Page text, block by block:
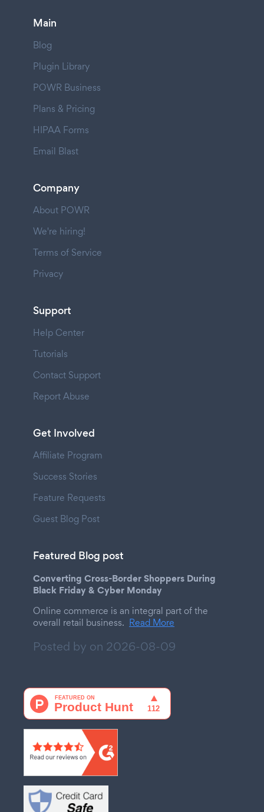
Main
Blog
Plugin Library
POWR Business
Plans & Pricing
HIPAA Forms
Email Blast
Company
About POWR
We're hiring!
Terms of Service
Privacy
Support
Help Center
Tutorials
Contact Support
Report Abuse
Get Involved
Affiliate Program
Success Stories
Feature Requests
Guest Blog Post
Featured Blog post
Converting Cross-Border Shoppers During
Black Friday & Cyber Monday
Online commerce is an integral part of the
overall retail business. Read More
Posted by on 2026-08-09